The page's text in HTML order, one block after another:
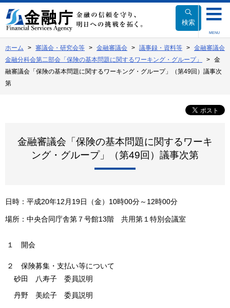
文
へ
動
検索
MENU
ホーム 審議会・研究会等 金融審議会 議事録・資料等
金融審議会
金融分科会第二部会「保険の基本問題に関するワーキング・グループ」
金
融審議会「保険の基本問題に関するワーキング・グループ」（第49回）議事次
第
金融審議会「保険の基本問題に関するワーキ
ング・グループ」（第49回）議事次第
日時：平成20年12月19日（金）10時00分～12時00分
場所：中央合同庁舎第７号館13階 共用第１特別会議室
１ 開会
２
保険募集・支払い等について
砂田 八寿子 委員説明
丹野 美絵子 委員説明